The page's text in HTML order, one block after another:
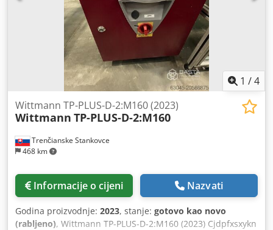
1 /4
Trenčianske Stankovce
468 km
Wittmann TP-PLUS-D-2:M160 (2023)
Wittmann TP-PLUS-D-2:M160
Informacije o cijeni Nazvati
Godina proizvodnje: 2023, stanje: gotovo kao novo
(rabljeno), Wittmann TP-PLUS-D-2:M160 (2023) Cjdpfxsxykn